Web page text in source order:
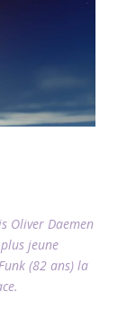
Oliver Daemen
jeune
(82 ans) la